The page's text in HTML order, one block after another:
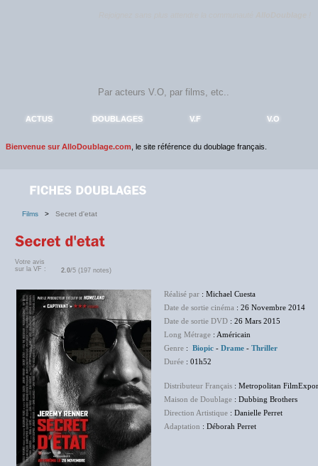
ACTUS DOUBLAGES V.F V.O
Bienvenue sur AlloDoublage.com , le site référence du doublage français.
Films > Secret d'etat
Votre avis
sur la VF :
2.0/5 (197 notes)
Réalisé par : Michael Cuesta
Date de sortie cinéma : 26 Novembre 2014
Date de sortie DVD : 26 Mars 2015
Long Métrage : Américain
Genre : Biopic - Drame - Thriller
Durée : 01h52
Distributeur Français : Metropolitan
Maison de Doublage : Dubbing Brothers
Direction Artistique : Danielle Perret
Adaptation : Déborah Perret